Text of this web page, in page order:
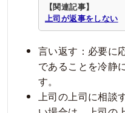
【関連記事】
上司が返事をしない
言い返す：必要に
であることを冷静
す。
上司の上司に相談